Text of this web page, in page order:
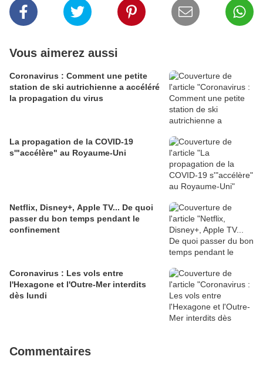
Vous aimerez aussi
Coronavirus : Comment une petite
station de ski autrichienne a accéléré
la propagation du virus
La propagation de la COVID-19
s'"accélère" au Royaume-Uni
Netflix, Disney+, Apple TV... De quoi
passer du bon temps pendant le
confinement
Coronavirus : Les vols entre
l'Hexagone et l'Outre-Mer interdits
dès lundi
Commentaires